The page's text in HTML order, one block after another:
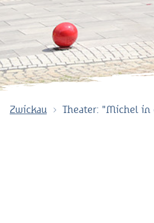
Zwickau Theater: "Michel in